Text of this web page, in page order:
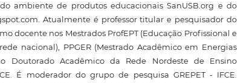
ambiente de produtos educacionais SanUSB.org e do
Atualmente é professor titular e pesquisador do
docente nos Mestrados ProfEPT (Educação Profissional e
nacional), PPGER (Mestrado Acadêmico em Energias
Doutorado Acadêmico da Rede Nordeste de Ensino
É moderador do grupo de pesquisa GREPET - IFCE.